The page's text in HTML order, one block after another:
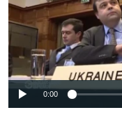
No media
0:00